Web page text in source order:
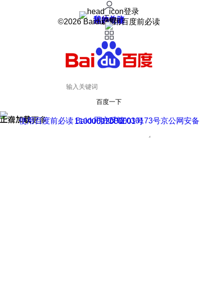
登录
我的关注
我的收藏
皮肤中心
用户反馈
设置
©2026 Baidu 使用百度前必读
百度一下
正在加载
上滑加载更多 用户反馈
使用百度前必读 Baidu 京ICP证030173号
京公网安备11000002000001号